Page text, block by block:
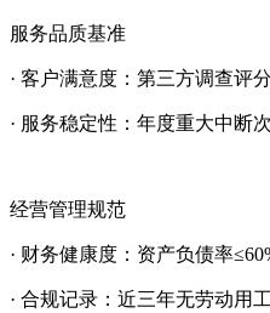
服务品质基准
· 客户满意度：第三方调查评
· 服务稳定性：年度重大中断
经营管理规范
· 财务健康度：资产负债率
· 合规记录：近三年无劳动用